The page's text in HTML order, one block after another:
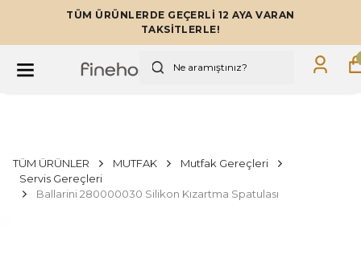
TÜM ÜRÜNLERDE GEÇERLİ 12 AYA VARAN
TAKSİTLERLE!
TÜM ÜRÜNLER MUTFAK
Mutfak Gereçleri
Servis Gereçleri
Ballarini 280000030 Silikon Kızartma Spatulası